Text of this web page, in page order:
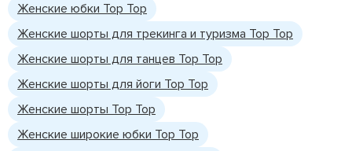
Женские юбки Top Top
Женские шорты для трекинга и туризма Top Top
Женские шорты для танцев Top Top
Женские шорты для йоги Top Top
Женские шорты Top Top
Женские широкие юбки Top Top